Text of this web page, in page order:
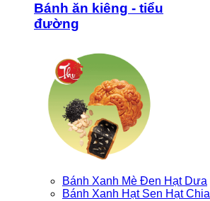
Bánh ăn kiêng - tiểu
đường
Bánh Xanh Mè Đen Hạt Dưa
Bánh Xanh Hạt Sen Hạt Chia